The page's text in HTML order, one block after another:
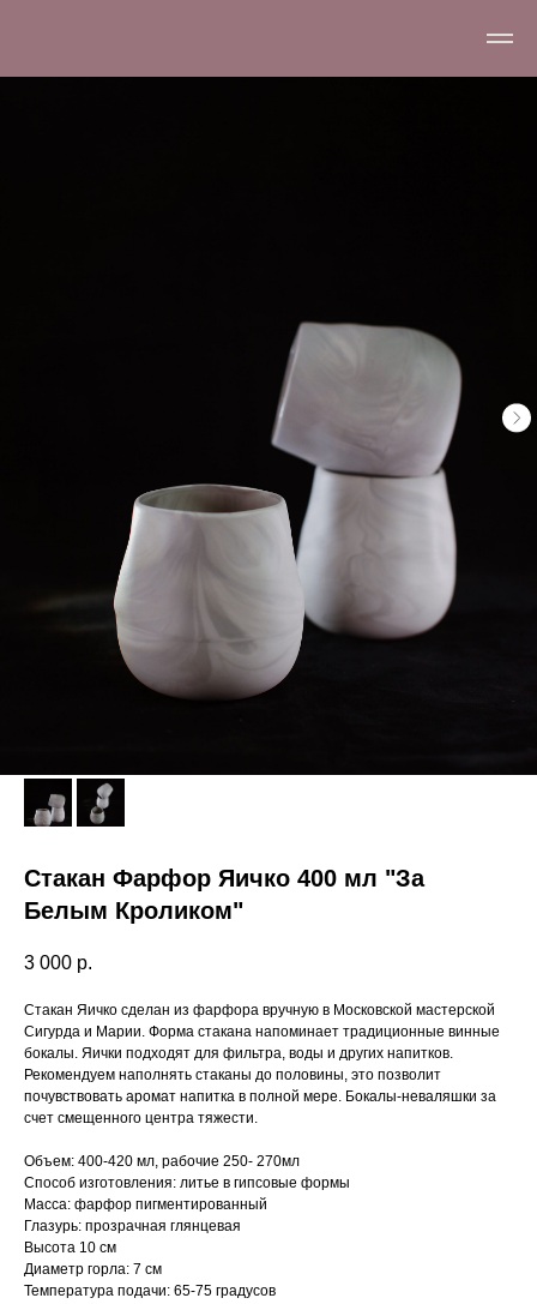
Стакан Фарфор Яичко 400 мл "За
Белым Кроликом"
3 000 р.
Стакан Яичко сделан из фарфора вручную в Московской мастерской
Сигурда и Марии. Форма стакана напоминает традиционные винные
бокалы. Яички подходят для фильтра, воды и других напитков.
Рекомендуем наполнять стаканы до половины, это позволит
почувствовать аромат напитка в полной мере. Бокалы-неваляшки за
счет смещенного центра тяжести.
Объем: 400-420 мл, рабочие 250- 270мл
Способ изготовления: литье в гипсовые формы
Масса: фарфор пигментированный
Глазурь: прозрачная глянцевая
Высота 10 см
Диаметр горла: 7 см
Температура подачи: 65-75 градусов